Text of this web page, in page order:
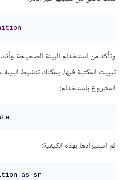
وتأكد من استخدام البيئة الصحيحة
تثبيت المكتبة فيها، يمكنك تنشيط
المشروع باستخدام:
ثم استيرادها بهذه الكيفية:
as sr